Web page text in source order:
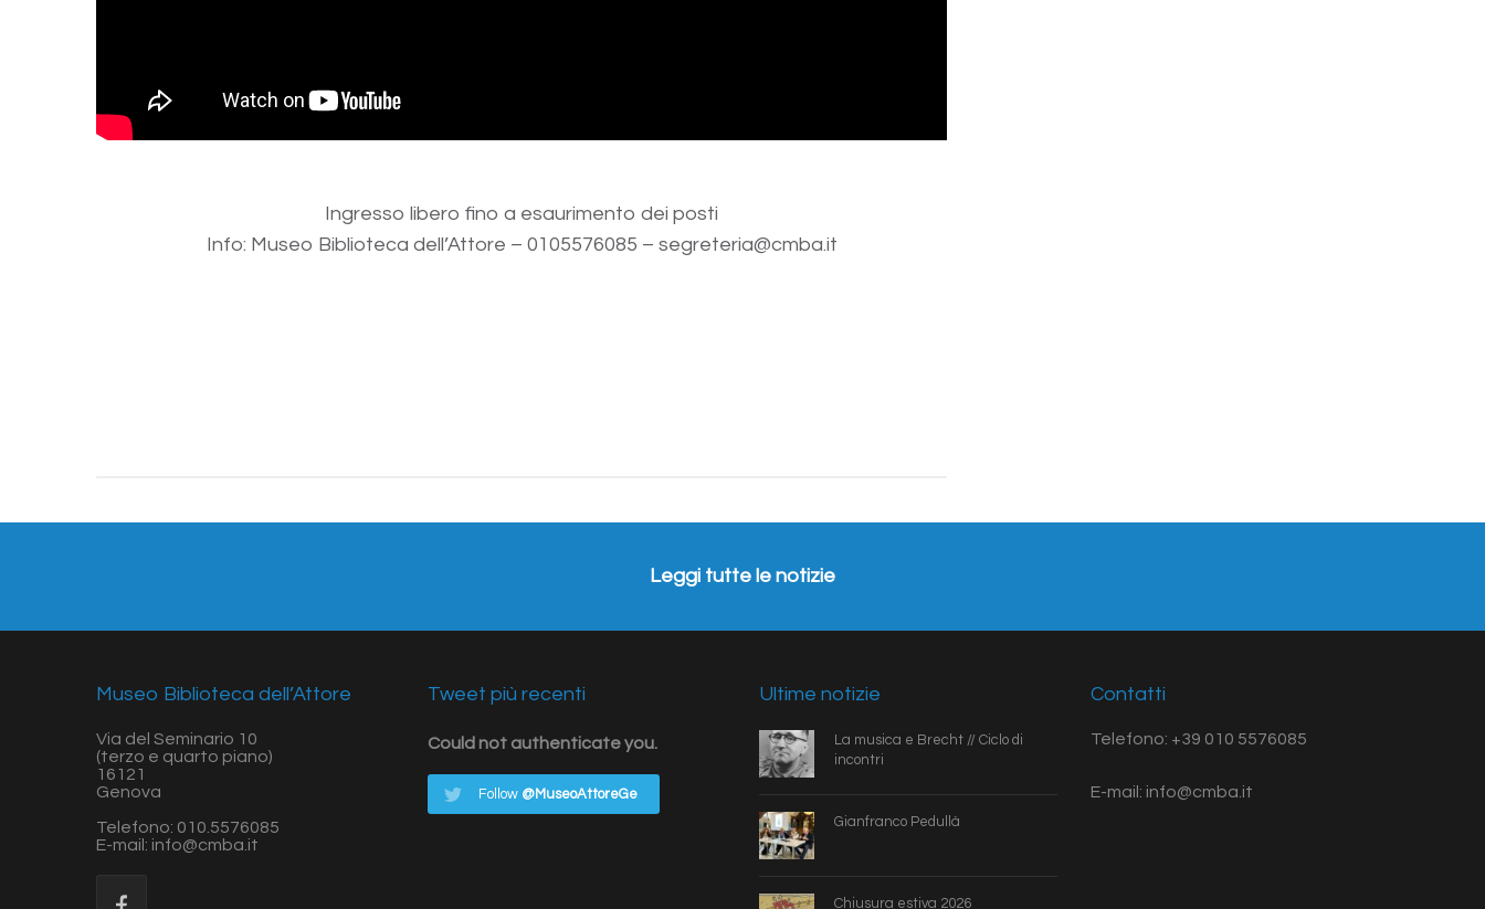
Ingresso libero fino a esaurimento dei posti
Info: Museo Biblioteca dell’Attore – 0105576085 – segreteria@cmba.it
Leggi tutte le notizie
Museo Biblioteca dell’Attore
Via del Seminario 10
(terzo e quarto piano)
16121
Genova
Telefono: 010.5576085
E-mail: info@cmba.it
Tweet più recenti
Could not authenticate you.
Follow @MuseoAttoreGe
Ultime notizie
La musica e Brecht // Ciclo di
incontri
Gianfranco Pedullà
Chiusura estiva 2026
Contatti
Telefono: +39 010 5576085
E-mail: info@cmba.it